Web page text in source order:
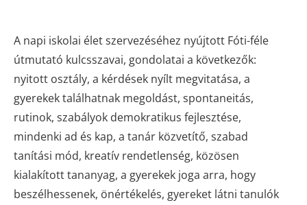
A napi iskolai élet szervezéséhez nyújtott Fóti-féle
útmutató kulcsszavai, gondolatai a következők:
nyitott osztály, a kérdések nyílt megvitatása, a
gyerekek találhatnak megoldást, spontaneitás,
rutinok, szabályok demokratikus fejlesztése,
mindenki ad és kap, a tanár közvetítő, szabad
tanítási mód, kreatív rendetlenség, közösen
kialakított tananyag, a gyerekek joga arra, hogy
beszélhessenek, önértékelés, gyereket látni tanulók